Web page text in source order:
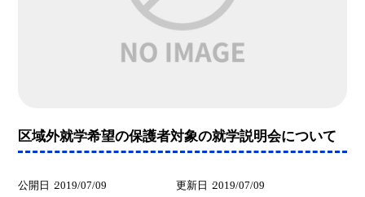
区域外就学希望の保護者対象の就学説明会について
公開日 2019/07/09 更新日 2019/07/09